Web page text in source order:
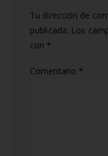
Tu dirección de
publicada. Los
con *
Comentario *